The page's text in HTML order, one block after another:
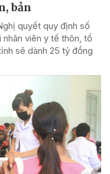
bản
quyết quy định số
viên y tế thôn, tổ
sẽ dành 25 tỷ đồng